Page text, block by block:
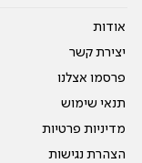
אודות
יצירת קשר
פרסמו אצלנו
תנאי שימוש
מדיניות פרטיות
הצהרת נגישות